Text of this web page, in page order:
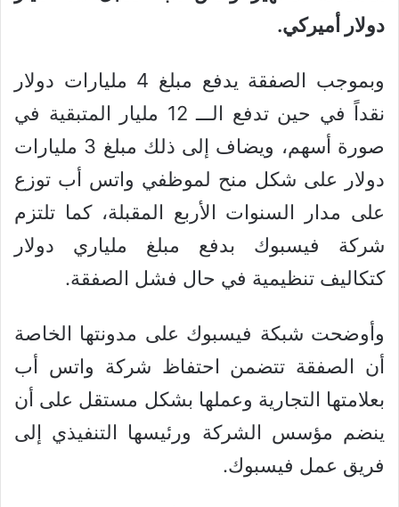
دولار أميركي.
وبموجب الصفقة يدفع مبلغ 4 مليارات دولار
نقداً في حين تدفع الـــ 12 مليار المتبقية في
صورة أسهم، ويضاف إلى ذلك مبلغ 3 مليارات
دولار على شكل منح لموظفي واتس أب توزع
على مدار السنوات الأربع المقبلة، كما تلتزم
شركة فيسبوك بدفع مبلغ ملياري دولار
كتكاليف تنظيمية في حال فشل الصفقة.
وأوضحت شبكة فيسبوك على مدونتها الخاصة
أن الصفقة تتضمن احتفاظ شركة واتس أب
بعلامتها التجارية وعملها بشكل مستقل على أن
ينضم مؤسس الشركة ورئيسها التنفيذي إلى
فريق عمل فيسبوك.